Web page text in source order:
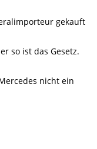
gekauft
so ist das Gesetz.
nicht ein